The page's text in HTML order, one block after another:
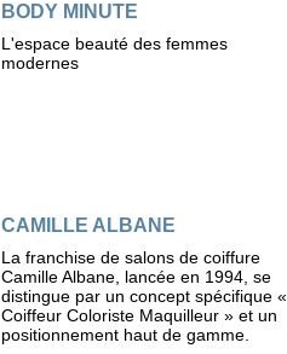
BODY MINUTE
L'espace beauté des femmes
modernes
CAMILLE ALBANE
La franchise de salons de coiffure
Camille Albane, lancée en 1994, se
distingue par un concept spécifique «
Coiffeur Coloriste Maquilleur » et un
positionnement haut de gamme.